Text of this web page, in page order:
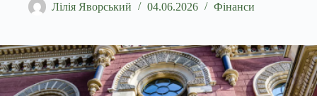
Лілія Яворський 04.06.2026 Фінанси